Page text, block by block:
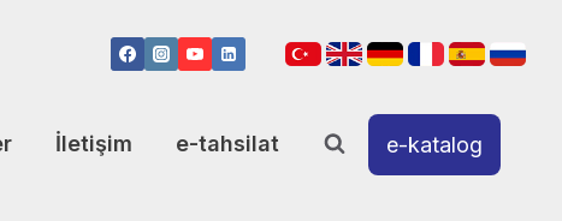
İletişim e-tahsilat e-katalog